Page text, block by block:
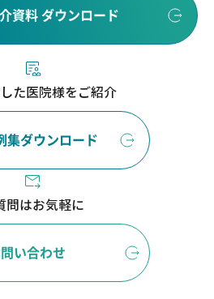
資料 ダウンロード
た医院様をご紹介
集ダウンロード
問はお気軽に
い合わせ